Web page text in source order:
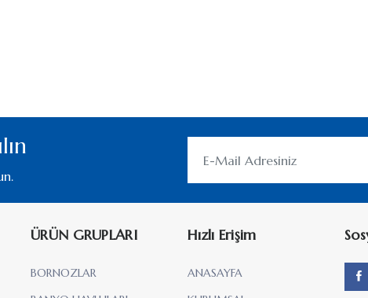
ÜRÜN GRUPLARI
BORNOZLAR
Hızlı Erişim
ANASAYFA